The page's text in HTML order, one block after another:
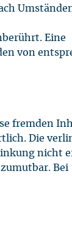
Eine
von
fremden
Die
nicht
Bei